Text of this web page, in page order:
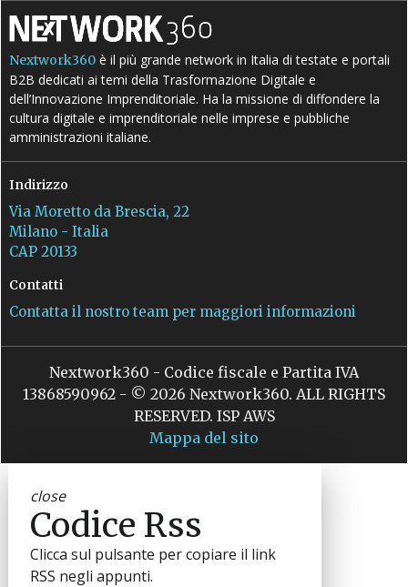
Nextwork360 è il più grande network in Italia di testate e portali
B2B dedicati ai temi della Trasformazione Digitale e
dell’Innovazione Imprenditoriale. Ha la missione di diffondere la
cultura digitale e imprenditoriale nelle imprese e pubbliche
amministrazioni italiane.
Indirizzo
Via Moretto da Brescia, 22
Milano - Italia
CAP 20133
Contatti
Contatta il nostro team per maggiori informazioni
Nextwork360 - Codice fiscale e Partita IVA
13868590962 - © 2026 Nextwork360. ALL RIGHTS
RESERVED. ISP AWS
Mappa del sito
close
Codice Rss
Clicca sul pulsante per copiare il link
RSS negli appunti.